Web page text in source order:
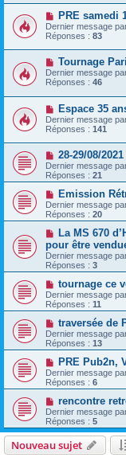
PRE samedi
Dernier message
Réponses : 83
Tournage
Dernier message
Réponses : 46
Espace 35
Dernier message
Réponses : 141
28-29/08/
Dernier message
Réponses : 21
Emission
Dernier message
Réponses : 20
La MS 670
pour être
Dernier message
Réponses : 3
tournage ce
Dernier message
Réponses : 11
traversée de
Dernier message
Réponses : 13
PRE Pub2n,
Dernier message
Réponses : 6
rencontre
Dernier message
Réponses : 5
Nouveau sujet